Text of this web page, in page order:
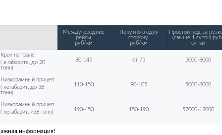
Междугородние
рейсы,
руб/км
Попутно в одну
сторону,
руб/км
Простой под
(свыше 1 суток)
сутки
Кран на трале
( в габарите, до 20
тонн)
80-145 от 75 5000-8000
Низкорамный прицеп
( негабарит, до 38
тонн)
110-150 90-105 5000-8000
Низкорамный прицеп
( негабарит, >38 тонн)
190-450 150-190 57000-12000
информация!